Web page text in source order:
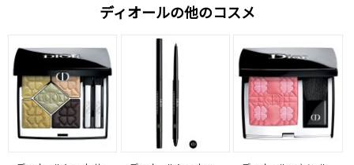
ディオールの他のコスメ